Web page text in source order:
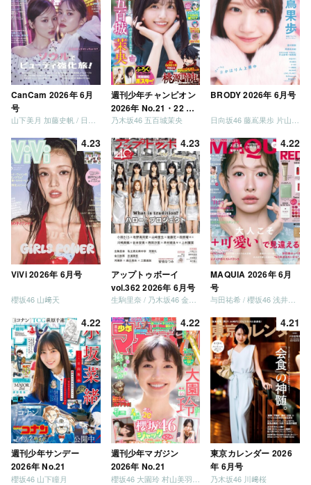
CanCam 2026年 6月
号
山下美月 加藤史帆 / 日向坂46 大野愛実
週刊少年チャンピオン
2026年 No.21・22 合
併号
乃木坂46 五百城茉央
BRODY 2026年 6月号
日向坂46 藤嶌果歩 片山紗希 松尾桜 金村美玖 髙橋未来虹
4.23
ViVi 2026年 6月号
櫻坂46 山﨑天
4.23
アップトゥボーイ
vol.362 2026年 6月号
4.22
MAQUIA 2026年 6月
号
4.22
週刊少年サンデー
2026年 No.21
櫻坂46 山下瞳月
4.22
週刊少年マガジン
2026年 No.21
4.21
東京カレンダー 2026
年 6月号
乃木坂46 川﨑桜